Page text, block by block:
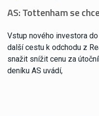
AS: Tottenham se
Vstup nového investora
další cestu k odchodu z
snažit snížit cenu za
deníku AS uvádí,